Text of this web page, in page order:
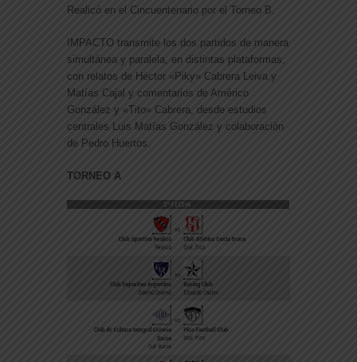
Realicó en el Cincuentenario por el Torneo B.
IMPACTO transmite los dos partidos de manera
simultánea y paralela, en distintas plataformas,
con relatos de Héctor «Piky» Cabrera Leiva y
Matías Cajal y comentarios de Américo
González y «Tito» Cabrera, desde estudios
centrales Luis Matías González y colaboración
de Pedro Huertos.
TORNEO A